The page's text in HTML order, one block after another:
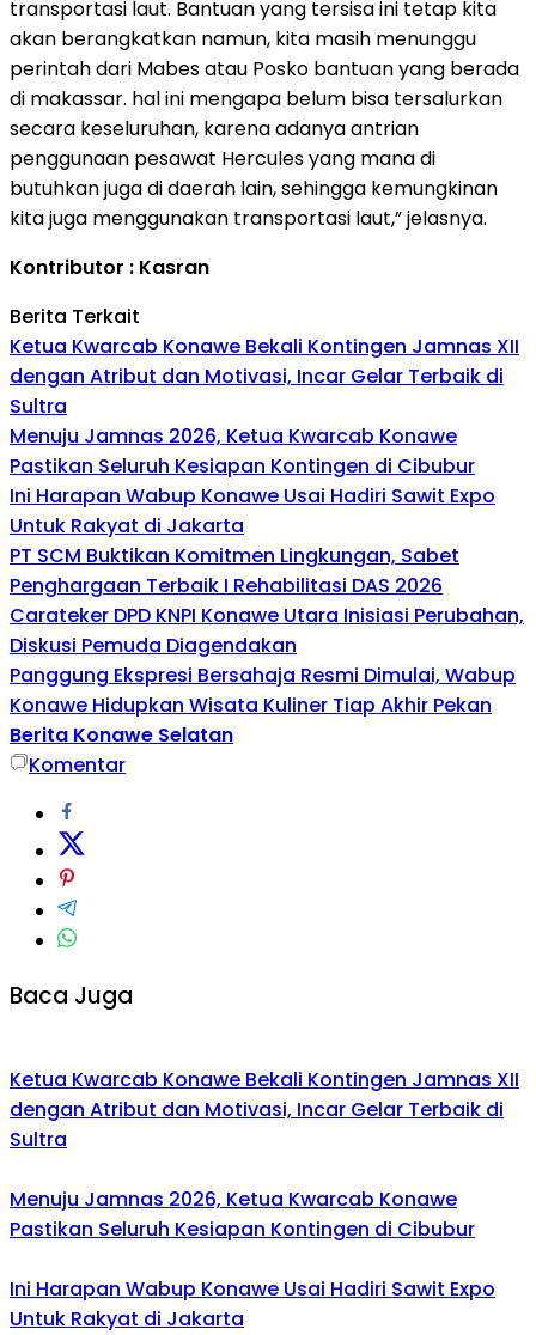
transportasi laut. Bantuan yang tersisa ini tetap kita
akan berangkatkan namun, kita masih menunggu
perintah dari Mabes atau Posko bantuan yang berada
di makassar. hal ini mengapa belum bisa tersalurkan
secara keseluruhan, karena adanya antrian
penggunaan pesawat Hercules yang mana di
butuhkan juga di daerah lain, sehingga kemungkinan
kita juga menggunakan transportasi laut,” jelasnya.
Kontributor : Kasran
Berita Terkait
Ketua Kwarcab Konawe Bekali Kontingen Jamnas XII
dengan Atribut dan Motivasi, Incar Gelar Terbaik di
Sultra
Menuju Jamnas 2026, Ketua Kwarcab Konawe
Pastikan Seluruh Kesiapan Kontingen di Cibubur
Ini Harapan Wabup Konawe Usai Hadiri Sawit Expo
Untuk Rakyat di Jakarta
PT SCM Buktikan Komitmen Lingkungan, Sabet
Penghargaan Terbaik I Rehabilitasi DAS 2026
Carateker DPD KNPI Konawe Utara Inisiasi Perubahan,
Diskusi Pemuda Diagendakan
Panggung Ekspresi Bersahaja Resmi Dimulai, Wabup
Konawe Hidupkan Wisata Kuliner Tiap Akhir Pekan
Berita Konawe Selatan
Komentar
Baca Juga
Ketua Kwarcab Konawe Bekali Kontingen Jamnas XII
dengan Atribut dan Motivasi, Incar Gelar Terbaik di
Sultra
Menuju Jamnas 2026, Ketua Kwarcab Konawe
Pastikan Seluruh Kesiapan Kontingen di Cibubur
Ini Harapan Wabup Konawe Usai Hadiri Sawit Expo
Untuk Rakyat di Jakarta